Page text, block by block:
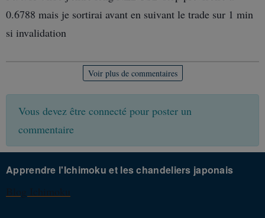
0.6788 mais je sortirai avant en suivant le trade sur 1 min
si invalidation
Voir plus de commentaires
Vous devez être connecté pour poster un
commentaire
Apprendre l'Ichimoku et les chandeliers japonais